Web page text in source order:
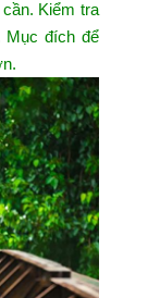
Kiểm tra
Mục đích để